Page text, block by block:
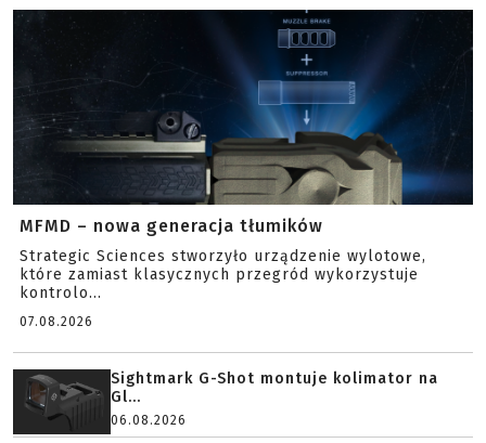
MFMD – nowa generacja tłumików
Strategic Sciences stworzyło urządzenie wylotowe,
które zamiast klasycznych przegród wykorzystuje
kontrolo...
07.08.2026
Sightmark G-Shot montuje kolimator na
Gl...
06.08.2026